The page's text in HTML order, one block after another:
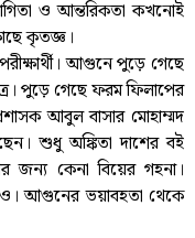
ও আন্তরিকতা কখনোই
কৃতজ্ঞ।
আগুনে পুড়ে গেছে
পুড়ে গেছে ফরম ফিলাপের
আবুল বাসার মোহাম্মদ
শুধু অঙ্কিতা দাশের বই
জন্য কেনা বিয়ের গহনা।
আগুনের ভয়াবহতা থেকে